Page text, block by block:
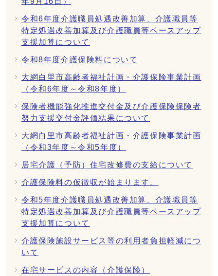
令和6年度介護職員処遇改善加算、介護職員等
特定処遇改善加算及び介護職員等ベースアップ
支援加算について
令和8年度介護保険料について
大網白里市高齢者福祉計画・介護保険事業計画
（令和6年度～令和8年度）
保険者機能強化推進交付金及び介護保険保険者
努力支援交付金評価結果について
大網白里市高齢者福祉計画・介護保険事業計画
（令和3年度～令和5年度）
居宅介護（予防）住宅改修費の支給について
介護保険料の仮徴収が始まります。
令和5年度介護職員処遇改善加算、介護職員等
特定処遇改善加算及び介護職員等ベースアップ
支援加算について
介護保険施設サービス等の利用者負担軽減につ
いて
在宅サービスの内容（介護保険）